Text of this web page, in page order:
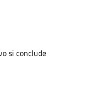
si conclude